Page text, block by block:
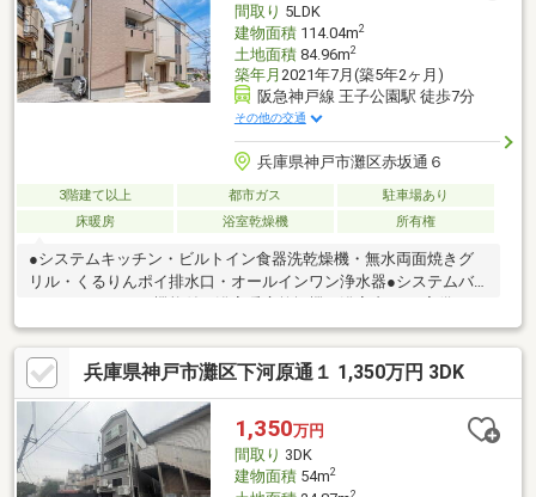
間取り 5LDK
建物面積114.04m2
土地面積84.96m2
築年月 2021年7月(築5年2ヶ月)
阪急神戸線 王子公園駅 徒歩7分
その他の交通
兵庫県神戸市灘区赤坂通６
3階建て以上 都市ガス
駐車場あり
床暖房
浴室乾燥機 所有権
●システムキッチン・ビルトイン食器洗乾燥機・無水両面焼きグ
リル・くるりんポイ排水口・オールインワン浄水器●システムバ
ス温水式床暖房（リビングダイニング）●窓に電動シャッター完
備●玄関リモコンキーシステムを採用●Low-e ペアガラス採用
兵庫県神戸市灘区下河原通１ 1,350万円 3DK
1,350万円
間取り 3DK
建物面積54m2
2